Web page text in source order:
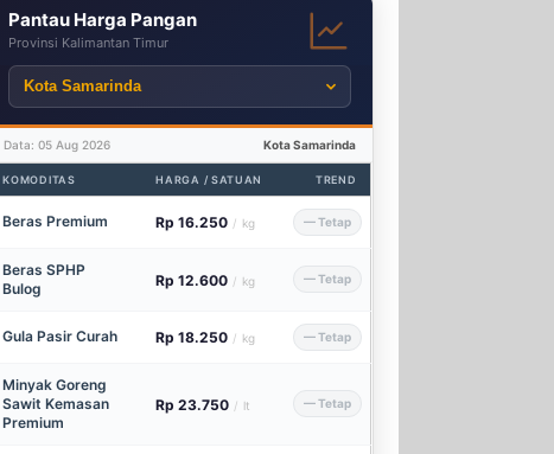
Pantau Harga Pangan
Provinsi Kalimantan Timur
Data: 05 Aug 2026 Kota Samarinda
KOMODITAS HARGA / SATUAN TREND
Beras Premium Rp 16.250 / kg — Tetap
Beras SPHP
Bulog
Rp 12.600 / kg — Tetap
Gula Pasir Curah Rp 18.250 / kg — Tetap
Minyak Goreng
Sawit Kemasan
Premium
Rp 23.750 / lt — Tetap